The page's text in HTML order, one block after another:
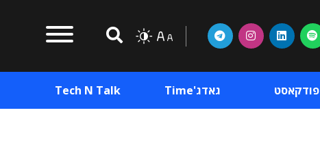
פודקאסט גאדג'Time Tech N Talk